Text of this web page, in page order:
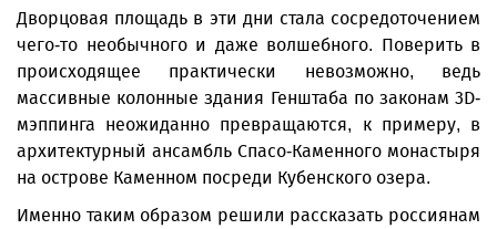
Дворцовая площадь в эти дни стала сосредоточением
чего-то необычного и даже волшебного. Поверить в
происходящее практически невозможно, ведь
массивные колонные здания Генштаба по законам 3D-
мэппинга неожиданно превращаются, к примеру, в
архитектурный ансамбль Спасо-Каменного монастыря
на острове Каменном посреди Кубенского озера.
Именно таким образом решили рассказать россиянам